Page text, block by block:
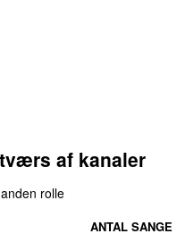
af kanaler
rolle
ANTAL SANGE